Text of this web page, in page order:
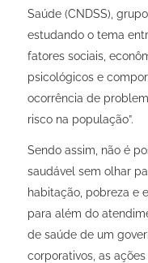
Saúde (CNDSS),
estudando o tema
fatores sociais,
psicológicos e
ocorrência de
risco na população”.
Sendo assim, não é
saudável sem olhar
habitação, pobreza e
para além do
de saúde de um
corporativos, as